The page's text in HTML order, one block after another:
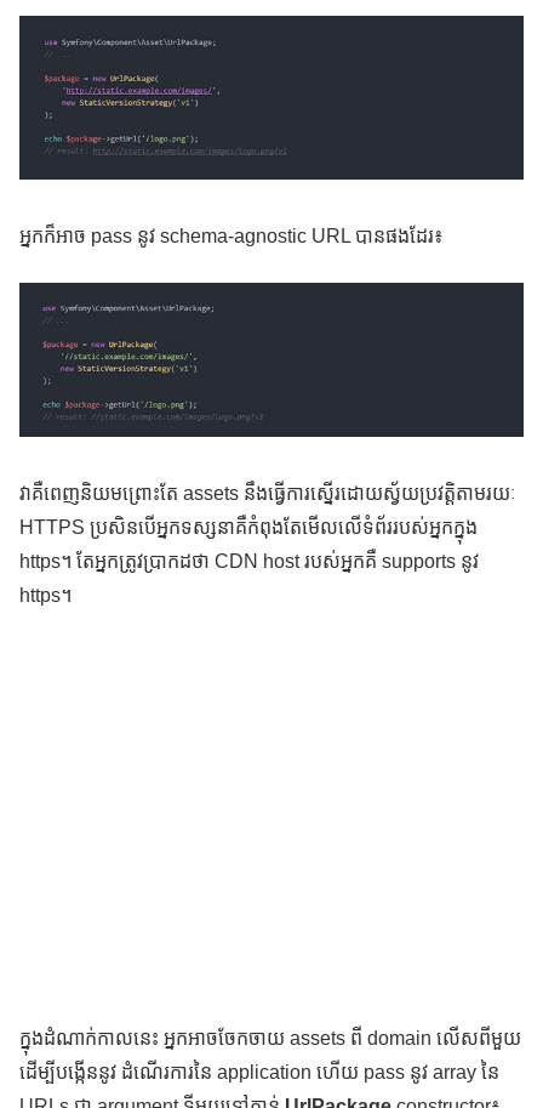
អ្នកក៏អាច pass នូវ schema-agnostic URL បានផងដែរ៖
វាគឺពេញនិយមព្រោះតែ assets នឹងធ្វើការស្នើរដោយស្វ័យប្រវត្តិតាមរយៈ
HTTPS ប្រសិនបើអ្នកទស្សនាគឺកំពុងតែមើលលើទំព័ររបស់អ្នកក្នុង
https។ តែអ្នកត្រូវប្រាកដថា CDN host របស់អ្នកគឺ supports នូវ
https។
ក្នុងដំណាក់កាលនេះ អ្នកអាចចែកចាយ assets ពី domain លើសពីមួយ
ដើម្បីបង្កើននូវ ដំណើរការនៃ application ហើយ pass នូវ array នៃ